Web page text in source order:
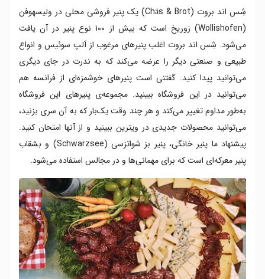
شِس اند بروت (Chäs & Brot) یک پنیر فروشی محلی در ولیسهوفن
(Wollishofen) زوریخ است که بیش از ۱۰۰ نوع پنیر در آن یافت
می‌شود. شِس اند بروت اغلب پنیرهای مرغوب از آلپ سوئیس و انواع
طبیعی و صنعتی دیگر را عرضه می‌کند که به ندرت در جای دیگری
می‌توانید پیدا کنید. گفتنی است پنیرهای خوشمزه‌ای از فرانسه هم
می‌توانید در این فروشگاه ببینید. مجموعه‌ی پنیرهای این فروشگاه
به‌طور مداوم تغییر می‌کند و هر چند وقت یک‌بار که به آن سری بزنید،
می‌توانید محصولات جدیدی در ویترین ببینید و از آنها امتحان کنید.
پیشنهاد ما پنیر خانگی، پنیر بز شواتزسی (Schwarzsee) و بشقاب
پنیر معرکه‌ای است که برای مهمانی‌ها و در مجالس استفاده می‌شود.